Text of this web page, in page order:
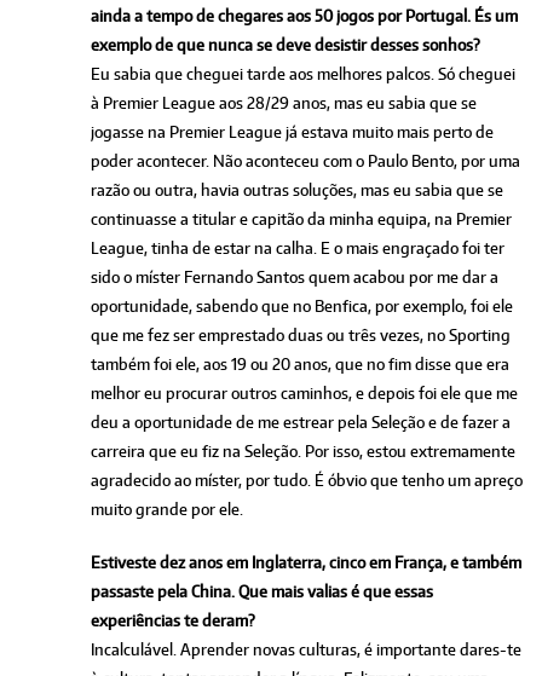
ainda a tempo de chegares aos 50 jogos por Portugal. És um
exemplo de que nunca se deve desistir desses sonhos?
Eu sabia que cheguei tarde aos melhores palcos. Só cheguei
à Premier League aos 28/29 anos, mas eu sabia que se
jogasse na Premier League já estava muito mais perto de
poder acontecer. Não aconteceu com o Paulo Bento, por uma
razão ou outra, havia outras soluções, mas eu sabia que se
continuasse a titular e capitão da minha equipa, na Premier
League, tinha de estar na calha. E o mais engraçado foi ter
sido o míster Fernando Santos quem acabou por me dar a
oportunidade, sabendo que no Benfica, por exemplo, foi ele
que me fez ser emprestado duas ou três vezes, no Sporting
também foi ele, aos 19 ou 20 anos, que no fim disse que era
melhor eu procurar outros caminhos, e depois foi ele que me
deu a oportunidade de me estrear pela Seleção e de fazer a
carreira que eu fiz na Seleção. Por isso, estou extremamente
agradecido ao míster, por tudo. É óbvio que tenho um apreço
muito grande por ele.
Estiveste dez anos em Inglaterra, cinco em França, e também
passaste pela China. Que mais valias é que essas
experiências te deram?
Incalculável. Aprender novas culturas, é importante dares-te